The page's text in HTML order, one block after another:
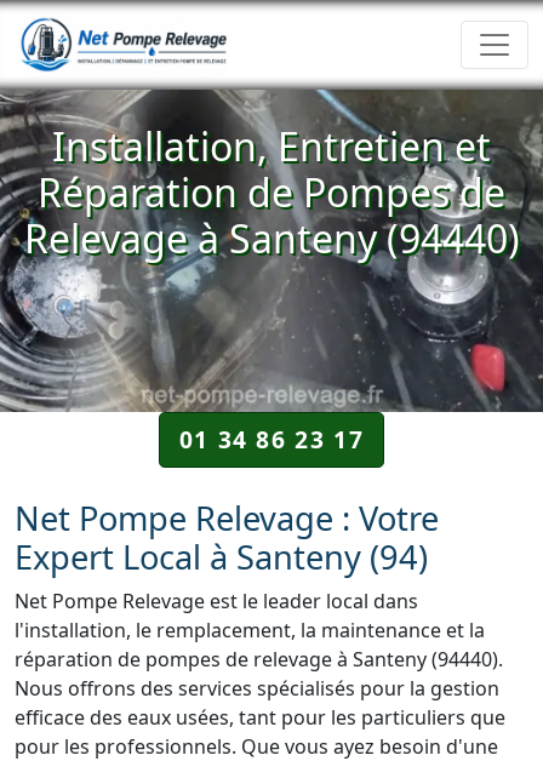
Installation, Entretien et
Réparation de Pompes de
Relevage à Santeny (94440)
01 34 86 23 17
Net Pompe Relevage : Votre
Expert Local à Santeny (94)
Net Pompe Relevage est le leader local dans
l'installation, le remplacement, la maintenance et la
réparation de pompes de relevage à Santeny (94440).
Nous offrons des services spécialisés pour la gestion
efficace des eaux usées, tant pour les particuliers que
pour les professionnels. Que vous ayez besoin d'une